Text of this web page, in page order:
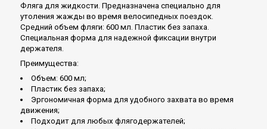
Фляга для жидкости. Предназначена специально для
утоления жажды во время велосипедных поездок.
Средний объем фляги: 600 мл. Пластик без запаха.
Специальная форма для надежной фиксации внутри
держателя.
Преимущества:
Объем: 600 мл;
Пластик без запаха;
Эргономичная форма для удобного захвата во время
движения;
Подходит для любых флягодержателей;